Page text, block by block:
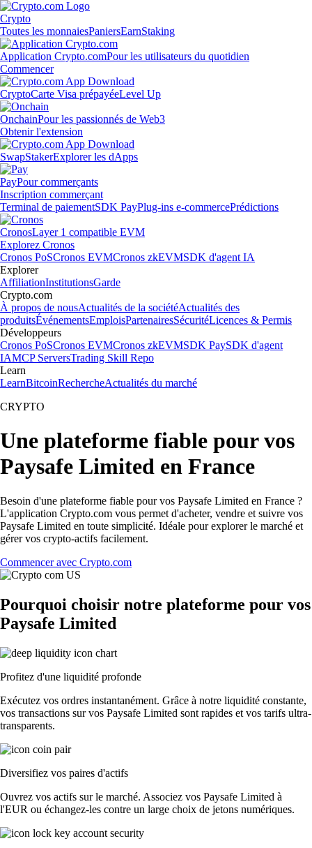
Crypto
Toutes les monnaiesPaniersEarnStaking
Application Crypto.comPour les utilisateurs du quotidien
Commencer
CryptoCarte Visa prépayéeLevel Up
OnchainPour les passionnés de Web3
Obtenir l'extension
SwapStakerExplorer les dApps
PayPour commerçants
Inscription commerçant
Terminal de paiementSDK PayPlug-ins e-commercePrédictions
CronosLayer 1 compatible EVM
Explorez Cronos
Cronos PoSCronos EVMCronos zkEVMSDK d'agent IA
Explorer
AffiliationInstitutionsGarde
Crypto.com
À propos de nousActualités de la sociétéActualités des
produitsÉvénementsEmploisPartenairesSécuritéLicences & Permis
Développeurs
Cronos PoSCronos EVMCronos zkEVMSDK PaySDK d'agent
IAMCP ServersTrading Skill Repo
Learn
LearnBitcoinRechercheActualités du marché
CRYPTO
Une plateforme fiable pour vos
Paysafe Limited en France
Besoin d'une plateforme fiable pour vos Paysafe Limited en France ?
L'application Crypto.com vous permet d'acheter, vendre et suivre vos
Paysafe Limited en toute simplicité. Idéale pour explorer le marché et
gérer vos crypto-actifs facilement.
Commencer avec Crypto.com
Pourquoi choisir notre plateforme pour vos
Paysafe Limited
Profitez d'une liquidité profonde
Exécutez vos ordres instantanément. Grâce à notre liquidité constante,
vos transactions sur vos Paysafe Limited sont rapides et vos tarifs ultra-
transparents.
Diversifiez vos paires d'actifs
Ouvrez vos actifs sur le marché. Associez vos Paysafe Limited à
l'EUR ou échangez-les contre un large choix de jetons numériques.